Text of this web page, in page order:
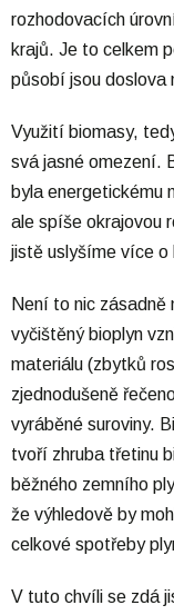
rozhodovacích
krajů. Je to celkem
působí jsou doslova
Využití biomasy,
svá jasné omezení.
byla energetickému
ale spíše okrajovou
jistě uslyšíme více o
Není to nic
vyčištěný bioplyn
materiálu (zbytků
zjednodušeně
vyráběné suroviny.
tvoří zhruba třetinu
běžného zemního
že výhledově by
celkové spotřeby
V tuto chvíli se zdá